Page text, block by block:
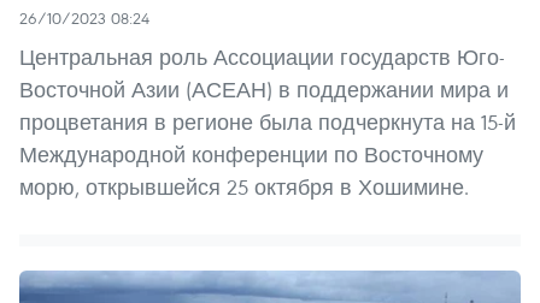
26/10/2023 08:24
Центральная роль Ассоциации государств Юго-
Восточной Азии (АСЕАН) в поддержании мира и
процветания в регионе была подчеркнута на 15-й
Международной конференции по Восточному
морю, открывшейся 25 октября в Хошимине.